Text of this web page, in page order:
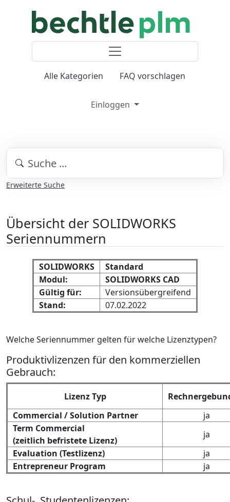
Alle Kategorien FAQ vorschlagen
Einloggen
Erweiterte Suche
Übersicht der SOLIDWORKS
Seriennummern
SOLIDWORKS
Standard
Modul:
SOLIDWORKS CAD
Gültig für:
Versionsübergreifend
Stand:
07.02.2022
Welche Seriennummer gelten für welche Lizenztypen?
Produktivlizenzen für den kommerziellen
Gebrauch:
Lizenz Typ
Commercial / Solution Partner
ja
Term Commercial
(zeitlich befristete Lizenz)
ja
Evaluation (Testlizenz)
ja
Entrepreneur Program
ja